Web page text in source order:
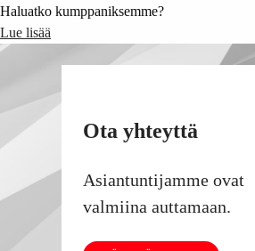
Haluatko kumppaniksemme?
Lue lisää
Ota yhteyttä
Asiantuntijamme ovat
valmiina auttamaan.